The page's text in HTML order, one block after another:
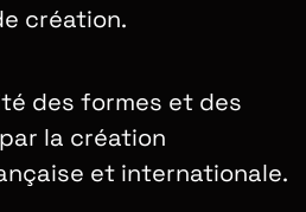
création.
des formes et des
la création
et internationale.